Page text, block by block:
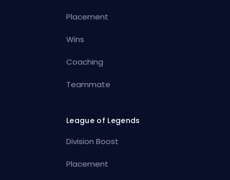
Placement
Wins
Coaching
Teammate
League of Legends
Division Boost
Placement